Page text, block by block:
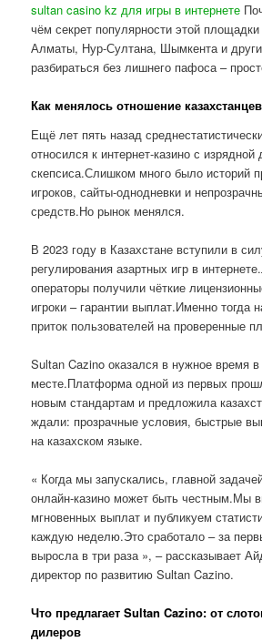
sultan casino kz для игры в интернете
чём секрет популярности этой площадки
Алматы, Нур-Султана, Шымкента и
разбираться без лишнего пафоса –
Как менялось отношение
Ещё лет пять назад
относился к интернет-казино с изрядной
скепсиса.Слишком много было историй
игроков, сайты-однодневки и
средств.Но рынок менялся.
В 2023 году в Казахстане вступили в
регулирования азартных игр в
операторы получили чёткие
игроки – гарантии выплат.Именно тогда
приток пользователей на проверенные
Sultan Cazino оказался в нужное время
месте.Платформа одной из первых
новым стандартам и предложила
ждали: прозрачные условия, быстрые
на казахском языке.
« Когда мы запускались, главной
онлайн-казино может быть честным.Мы
мгновенных выплат и публикуем
каждую неделю.Это сработало – за
выросла в три раза », – рассказывает
директор по развитию Sultan Cazino.
Что предлагает Sultan Cazino: от
дилеров